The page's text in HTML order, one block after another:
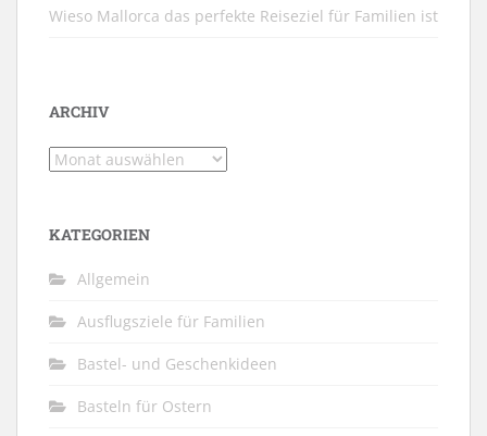
Wieso Mallorca das perfekte Reiseziel für Familien ist
ARCHIV
Archiv
KATEGORIEN
Allgemein
Ausflugsziele für Familien
Bastel- und Geschenkideen
Basteln für Ostern